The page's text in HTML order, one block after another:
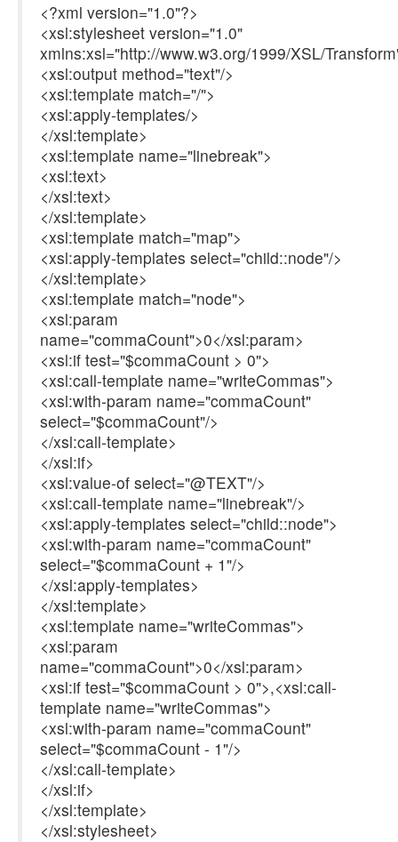
<?xml version="1.0"?>
<xsl:stylesheet version="1.0"
xmlns:xsl="http://www.w3.org/1999/XSL/
<xsl:output method="text"/>
<xsl:template match="/">
<xsl:apply-templates/>
</xsl:template>
<xsl:template name="linebreak">
<xsl:text>
</xsl:text>
</xsl:template>
<xsl:template match="map">
<xsl:apply-templates select="child::node"/>
</xsl:template>
<xsl:template match="node">
<xsl:param
name="commaCount">0</xsl:param>
<xsl:if test="$commaCount > 0">
<xsl:call-template name="writeCommas">
<xsl:with-param name="commaCount"
select="$commaCount"/>
</xsl:call-template>
</xsl:if>
<xsl:value-of select="@TEXT"/>
<xsl:call-template name="linebreak"/>
<xsl:apply-templates select="child::node">
<xsl:with-param name="commaCount"
select="$commaCount + 1"/>
</xsl:apply-templates>
</xsl:template>
<xsl:template name="writeCommas">
<xsl:param
name="commaCount">0</xsl:param>
<xsl:if test="$commaCount > 0">,<xsl:call-
template name="writeCommas">
<xsl:with-param name="commaCount"
select="$commaCount - 1"/>
</xsl:call-template>
</xsl:if>
</xsl:template>
</xsl:stylesheet>